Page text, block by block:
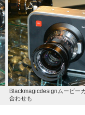
Blackmagicdesignムービー
合わせも